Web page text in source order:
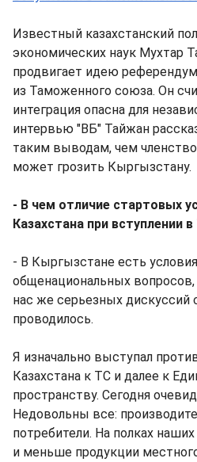
Известный казахстанский
экономических наук Мухтар
продвигает идею
из Таможенного союза. Он
интеграция опасна для
интервью "ВБ" Тайжан
таким выводам, чем
может грозить Кыргызстану.
- В чем отличие стартовых
Казахстана при вступлении
- В Кыргызстане есть
общенациональных
нас же серьезных дискуссий
проводилось.
Я изначально выступал
Казахстана к ТС и далее к
пространству. Сегодня
Недовольны все:
потребители. На полках
и меньше продукции